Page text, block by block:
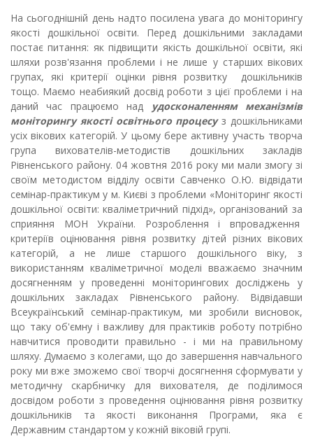
На сьогоднішній день надто посилена увага до моніторингу
якості дошкільної освіти. Перед дошкільними закладами
постає питання: як підвищити якість дошкільної освіти, які
шляхи розв'язання проблеми і не лише у старших вікових
групах, які критерії оцінки рівня розвитку дошкільників
тощо. Маємо неабиякий досвід роботи з цієї проблеми і на
даний час працюємо над
удосконаленням механізмів
моніторингу якості освітнього процесуз дошкільниками
усіх вікових категорій. У цьому бере активну участь творча
група вихователів-методистів дошкільних закладів
Рівненського району. 04 жовтня 2016 року ми мали змогу зі
своїм методистом відділу освіти Савченко О.Ю. відвідати
семінар-практикум у м. Києві з проблеми «Моніторинг якості
дошкільної освіти: кваліметричний підхід», організований за
сприяння МОН України. Розроблення і впровадження
критеріїв оцінювання рівня розвитку дітей різних вікових
категорій, а не лише старшого дошкільного віку, з
використанням кваліметричної моделі вважаємо значним
досягненням у проведенні моніторингових досліджень у
дошкільних закладах Рівненського району. Відвідавши
Всеукраїнський семінар-практикум, ми зробили висновок,
що таку об'ємну і важливу для практиків роботу потрібно
навчитися проводити правильно - і ми на правильному
шляху. Думаємо з колегами, що до завершення навчального
року ми вже зможемо свої творчі досягнення сформувати у
методичну скарбничку для вихователя, де поділимося
досвідом роботи з проведення оцінювання рівня розвитку
дошкільників та якості виконання Програми, яка є
Державним стандартом у кожній віковій групі.